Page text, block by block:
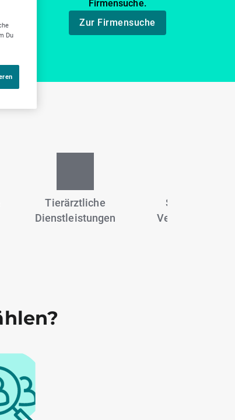
Firmensuche.
Zur Firmensuche
Tierärztliche
Dienstleistungen
Sportanlagen,
Vereine &
Du